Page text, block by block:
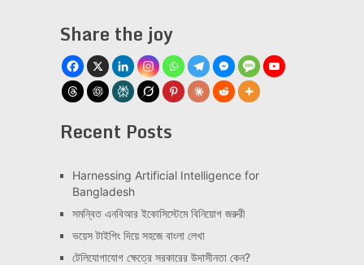
Share the joy
Recent Posts
Har­ness­ing Arti­fi­cial Intel­li­gence for
Bangladesh
সমন্বিত এনবিআর ইকোসিস্টেমে বিনিয়োগ জরুরী
ভয়েস টাইপিং দিয়ে সহজে বাংলা লেখা
টেলিযোগাযোগ ক্ষেত্রে সরকারের উদাসীনতা কেন?